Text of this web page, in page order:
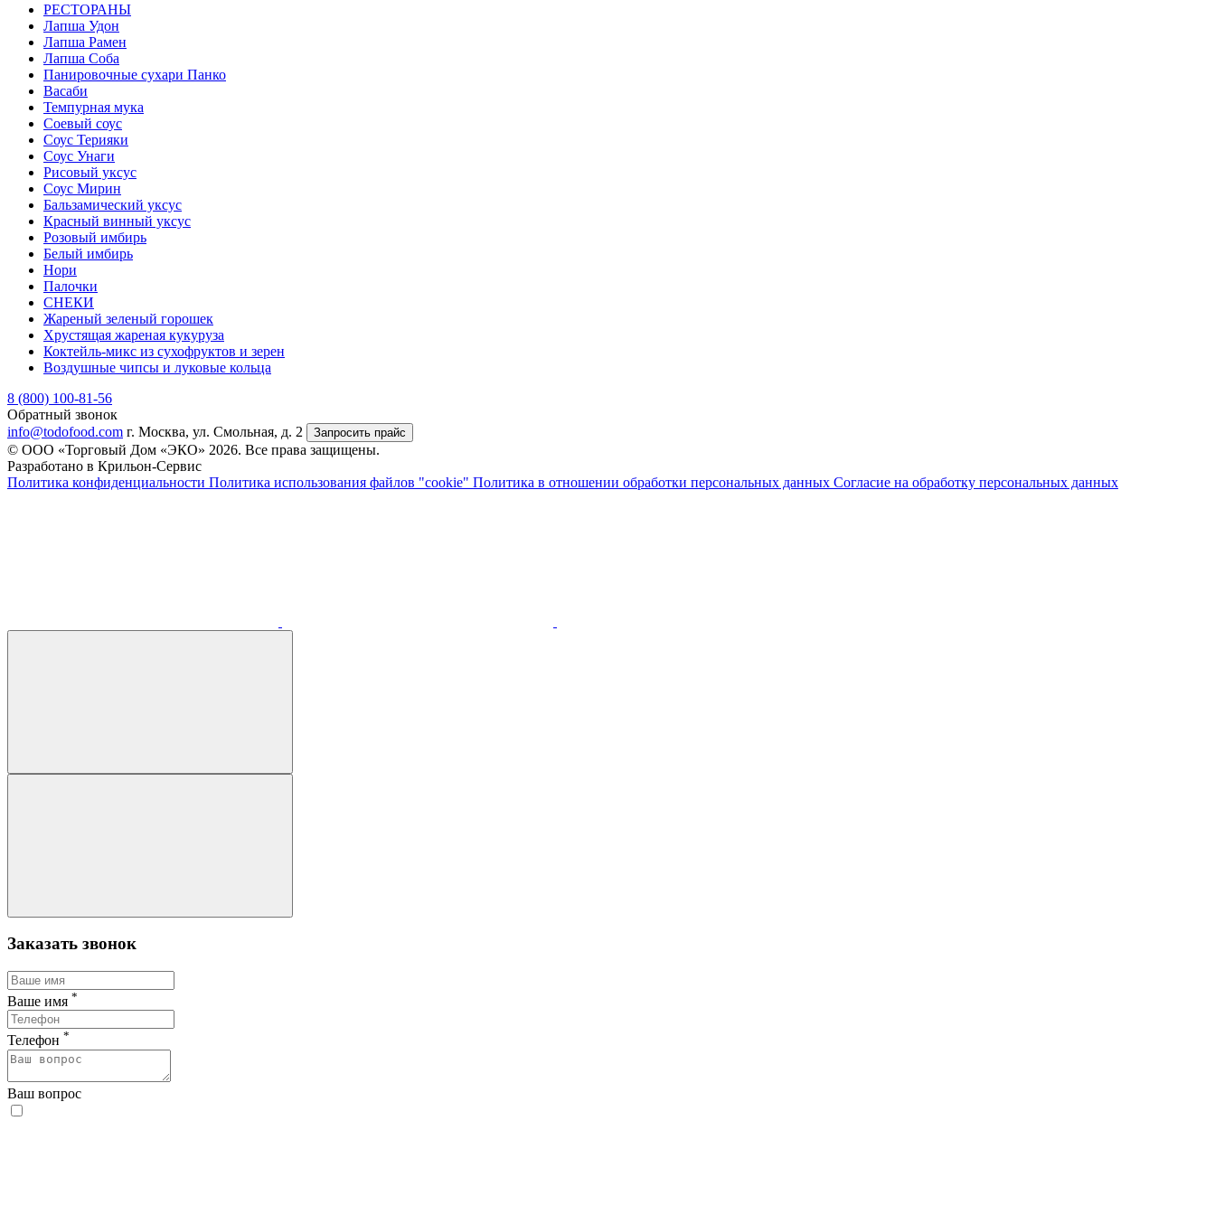
РЕСТОРАНЫ
Лапша Удон
Лапша Рамен
Лапша Соба
Панировочные сухари Панко
Васаби
Темпурная мука
Соевый соус
Соус Терияки
Соус Унаги
Рисовый уксус
Соус Мирин
Бальзамический уксус
Красный винный уксус
Розовый имбирь
Белый имбирь
Нори
Палочки
СНЕКИ
Жареный зеленый горошек
Хрустящая жареная кукуруза
Коктейль-микс из сухофруктов и зерен
Воздушные чипсы и луковые кольца
8 (800) 100-81-56
Обратный звонок
info@todofood.com г. Москва, ул. Смольная, д. 2 Запросить прайс
© ООО «Торговый Дом «ЭКО» 2026. Все права защищены.
Разработано в Крильон-Сервис
Политика конфиденциальности Политика использования файлов "cookie" Политика в отношении обработки персональных данных Согласие на обработку персональных данных
Заказать звонок
Ваше имя *
Телефон *
Ваш вопрос